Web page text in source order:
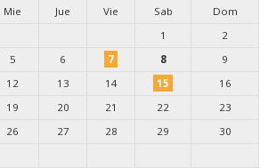
Mie Jue Vie Sab
Dom
1
2
5 6 7 8
9
12 13 14 15
16
19 20 21 22
23
26 27 28 29
30